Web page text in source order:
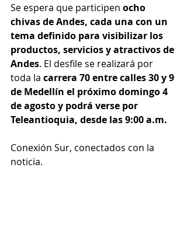
Se espera que participen ocho
chivas de Andes, cada una con un
tema definido para visibilizar los
productos, servicios y atractivos de
Andes. El desfile se realizará por
toda la carrera 70 entre calles 30 y 9
de Medellín el próximo domingo 4
de agosto y podrá verse por
Teleantioquia, desde las 9:00 a.m.
Conexión Sur, conectados con la
noticia.